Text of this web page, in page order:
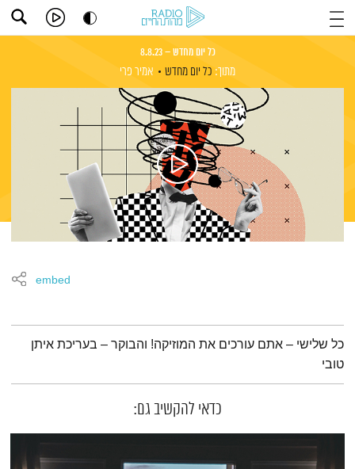
כל יום מחדש – 8.8.23
מתוך: כל יום מחדש אמיר פרי
embed
תמצית הפודקאסט
כל שלישי – אתם עורכים את המוזיקה! והבוקר – בעריכת איתן
טובי
כדאי להקשיב גם: